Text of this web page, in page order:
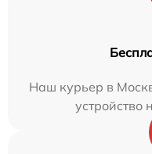
Наш курьер в
устройство